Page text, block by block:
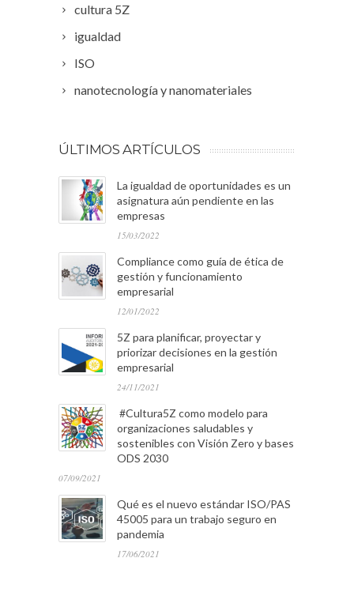
cultura 5Z
igualdad
ISO
nanotecnología y nanomateriales
ÚLTIMOS ARTÍCULOS
La igualdad de oportunidades es un
asignatura aún pendiente en las
empresas
15/03/2022
Compliance como guía de ética de
gestión y funcionamiento
empresarial
12/01/2022
5Z para planificar, proyectar y
priorizar decisiones en la gestión
empresarial
24/11/2021
#Cultura5Z como modelo para
organizaciones saludables y
sostenibles con Visión Zero y bases
ODS 2030
07/09/2021
Qué es el nuevo estándar ISO/PAS
45005 para un trabajo seguro en
pandemia
17/06/2021